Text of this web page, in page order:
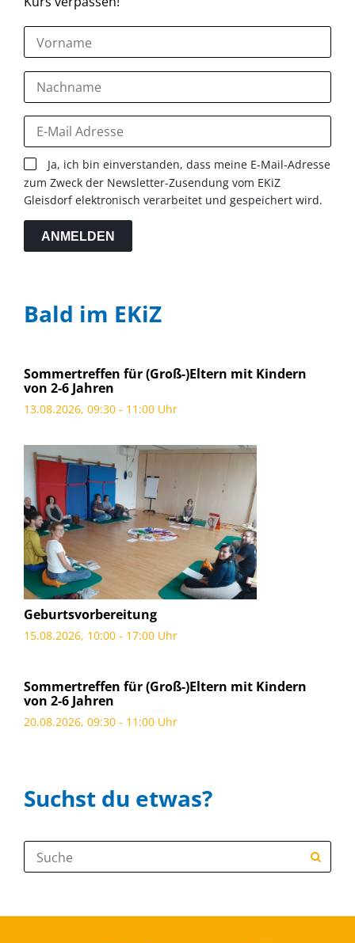
Ja, ich bin einverstanden, dass meine E-Mail-Adresse
zum Zweck der Newsletter-Zusendung vom EKiZ
Gleisdorf elektronisch verarbeitet und gespeichert wird.
ANMELDEN
Bald im EKiZ
Sommertreffen für (Groß-)Eltern mit Kindern
von 2-6 Jahren
13.08.2026, 09:30 - 11:00 Uhr
Geburtsvorbereitung
15.08.2026, 10:00 - 17:00 Uhr
Sommertreffen für (Groß-)Eltern mit Kindern
von 2-6 Jahren
20.08.2026, 09:30 - 11:00 Uhr
Suchst du etwas?
Suche: